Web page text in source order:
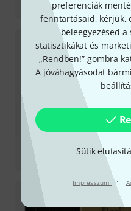
preferenciák
fenntartásaid, kérjük,
beleegyezésed
statisztikákat és
„Rendben!” gombra
A jóváhagyásodat
Sütik
Impresszum ·
Pyramids Stereo Flanging
Tesztbeszámoló
Aqueduct - Vibrato